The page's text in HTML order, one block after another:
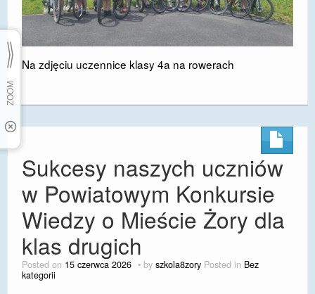
Na zdjęciu uczennice klasy 4a na rowerach
Sukcesy naszych uczniów
w Powiatowym Konkursie
Wiedzy o Mieście Żory dla
klas drugich
Posted on 15 czerwca 2026 by szkola8zory Posted in Bez
kategorii